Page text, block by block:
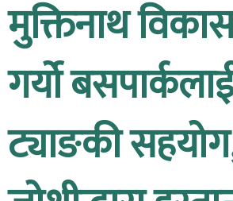
मुक्तिनाथ
गर्यो
ट्याङकी